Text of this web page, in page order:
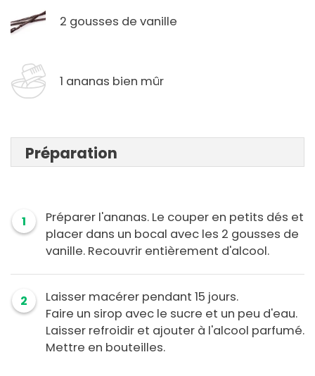
2 gousses de vanille
1 ananas bien mûr
Préparation
1
Préparer l'ananas. Le couper en petits dés et
placer dans un bocal avec les 2 gousses de
vanille. Recouvrir entièrement d'alcool.
2
Laisser macérer pendant 15 jours.
Faire un sirop avec le sucre et un peu d'eau.
Laisser refroidir et ajouter à l'alcool parfumé.
Mettre en bouteilles.